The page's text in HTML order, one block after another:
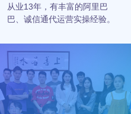
从业13年，有丰富的阿里巴
巴、诚信通代运营实操经验。